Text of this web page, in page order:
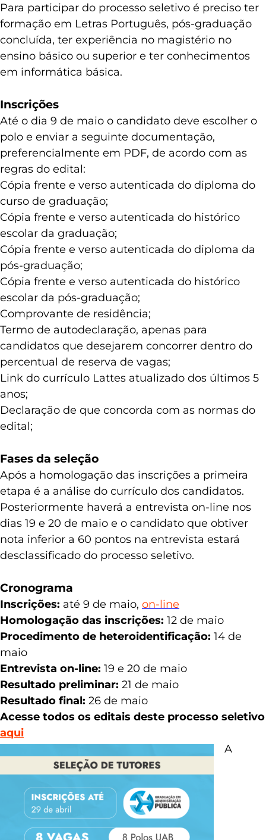
Para participar do processo seletivo é preciso ter
formação em Letras Português, pós-graduação
concluída, ter experiência no magistério no
ensino básico ou superior e ter conhecimentos
em informática básica.
Inscrições
Até o dia 9 de maio o candidato deve escolher o
polo e enviar a seguinte documentação,
preferencialmente em PDF, de acordo com as
regras do edital:
Cópia frente e verso autenticada do diploma do
curso de graduação;
Cópia frente e verso autenticada do histórico
escolar da graduação;
Cópia frente e verso autenticada do diploma da
pós-graduação;
Cópia frente e verso autenticada do histórico
escolar da pós-graduação;
Comprovante de residência;
Termo de autodeclaração, apenas para
candidatos que desejarem concorrer dentro do
percentual de reserva de vagas;
Link do currículo Lattes atualizado dos últimos 5
anos;
Declaração de que concorda com as normas do
edital;
Fases da seleção
Após a homologação das inscrições a primeira
etapa é a análise do currículo dos candidatos.
Posteriormente haverá a entrevista on-line nos
dias 19 e 20 de maio e o candidato que obtiver
nota inferior a 60 pontos na entrevista estará
desclassificado do processo seletivo.
Cronograma
Inscrições: até 9 de maio, on-line
Homologação das inscrições: 12 de maio
Procedimento de heteroidentificação: 14 de
maio
Entrevista on-line: 19 e 20 de maio
Resultado preliminar: 21 de maio
Resultado final: 26 de maio
Acesse todos os editais deste processo seletivo
aqui
A